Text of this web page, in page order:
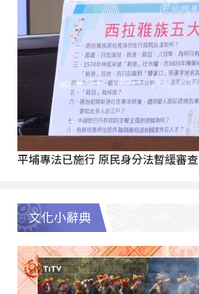
平埔專法已施行 原民身分法暫緩審查
文化小辭典